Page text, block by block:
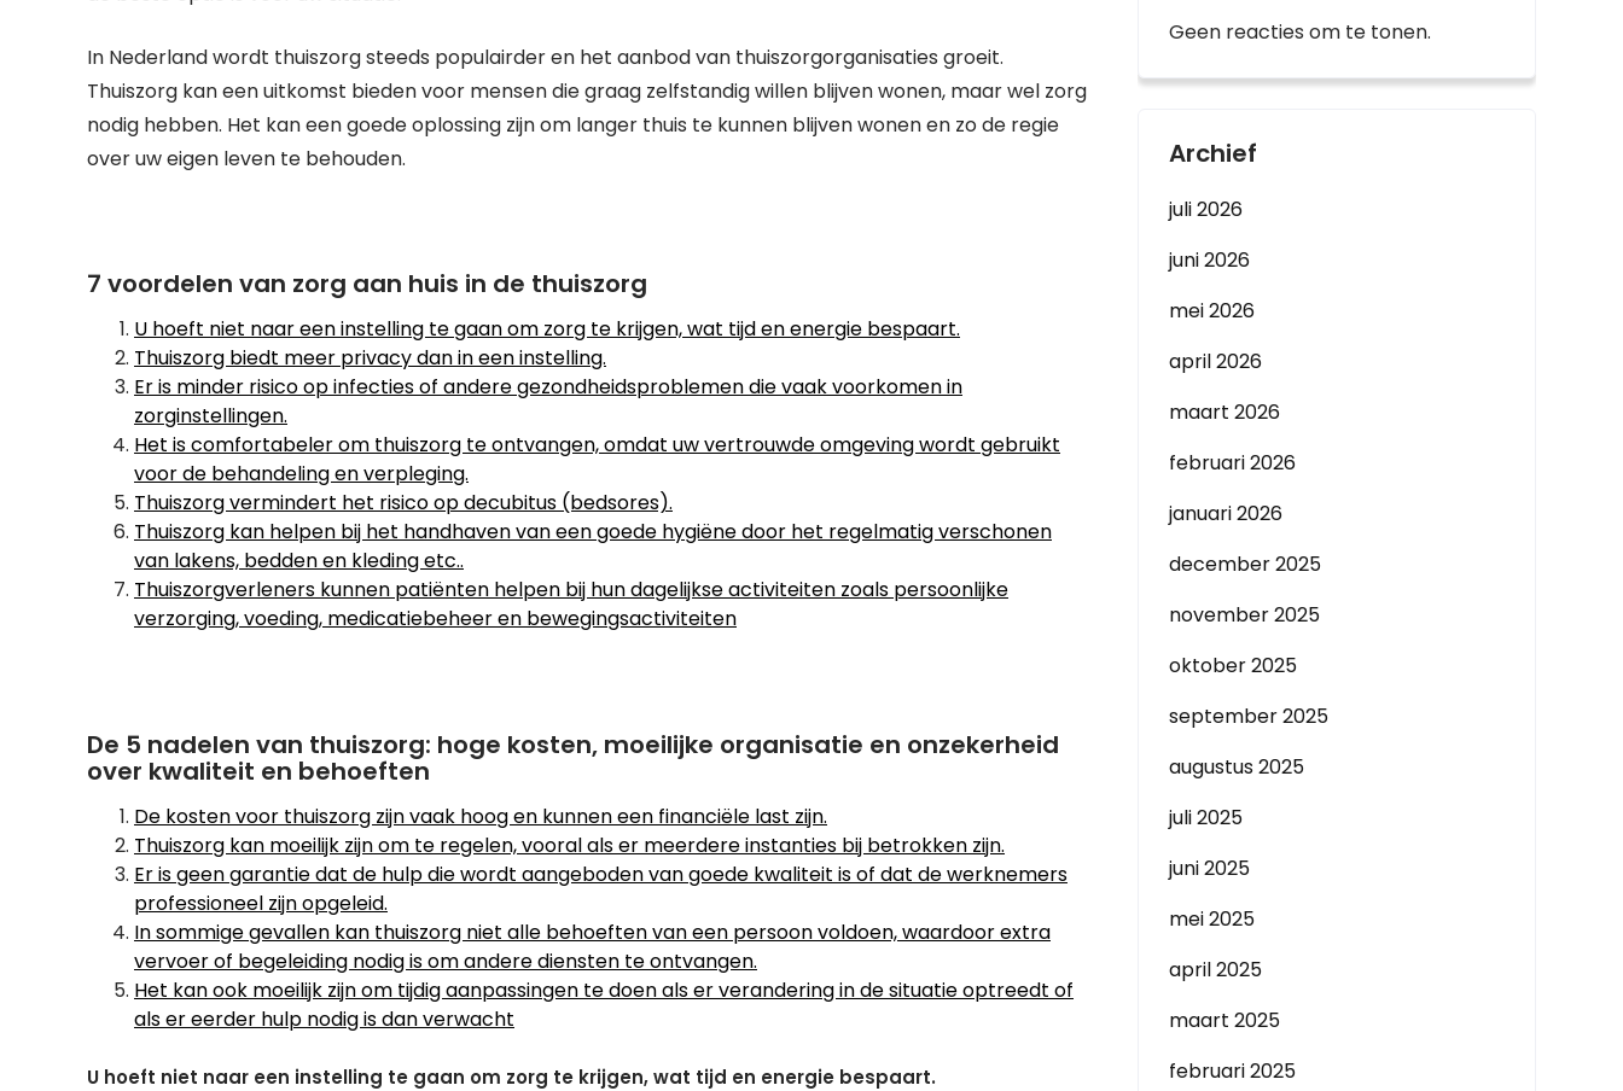
In Nederland wordt thuiszorg steeds populairder en het aanbod van thuiszorgorganisaties groeit.
Thuiszorg kan een uitkomst bieden voor mensen die graag zelfstandig willen blijven wonen, maar wel zorg
nodig hebben. Het kan een goede oplossing zijn om langer thuis te kunnen blijven wonen en zo de regie
over uw eigen leven te behouden.
7 voordelen van zorg aan huis in de thuiszorg
U hoeft niet naar een instelling te gaan om zorg te krijgen, wat tijd en energie bespaart.
Thuiszorg biedt meer privacy dan in een instelling.
Er is minder risico op infecties of andere gezondheidsproblemen die vaak voorkomen in
zorginstellingen.
Het is comfortabeler om thuiszorg te ontvangen, omdat uw vertrouwde omgeving wordt gebruikt
voor de behandeling en verpleging.
Thuiszorg vermindert het risico op decubitus (bedsores).
Thuiszorg kan helpen bij het handhaven van een goede hygiëne door het regelmatig verschonen
van lakens, bedden en kleding etc..
Thuiszorgverleners kunnen patiënten helpen bij hun dagelijkse activiteiten zoals persoonlijke
verzorging, voeding, medicatiebeheer en bewegingsactiviteiten
De 5 nadelen van thuiszorg: hoge kosten, moeilijke organisatie en onzekerheid
over kwaliteit en behoeften
De kosten voor thuiszorg zijn vaak hoog en kunnen een financiële last zijn.
Thuiszorg kan moeilijk zijn om te regelen, vooral als er meerdere instanties bij betrokken zijn.
Er is geen garantie dat de hulp die wordt aangeboden van goede kwaliteit is of dat de werknemers
professioneel zijn opgeleid.
In sommige gevallen kan thuiszorg niet alle behoeften van een persoon voldoen, waardoor extra
vervoer of begeleiding nodig is om andere diensten te ontvangen.
Het kan ook moeilijk zijn om tijdig aanpassingen te doen als er verandering in de situatie optreedt of
als er eerder hulp nodig is dan verwacht
U hoeft niet naar een instelling te gaan om zorg te krijgen, wat tijd en energie bespaart.
Geen reacties om te tonen.
Archief
juli 2026
juni 2026
mei 2026
april 2026
maart 2026
februari 2026
januari 2026
december 2025
november 2025
oktober 2025
september 2025
augustus 2025
juli 2025
juni 2025
mei 2025
april 2025
maart 2025
februari 2025